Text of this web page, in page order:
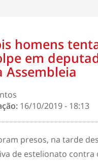
homens
em
Assembleia
16/10/2019 - 18:13
presos, na tarde
de estelionato contra